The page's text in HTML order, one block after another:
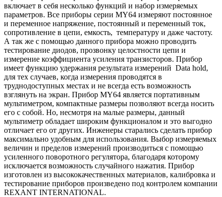
включает в себя несколько функций и набор измеряемых
параметров. Все приборы серии MY64 измеряют постоянное
и переменное напряжение, постоянный и переменный ток,
сопротивление в цепи, емкость, температуру и даже частоту.
А так же с помощью данного прибора можно проводить
тестирование диодов, прозвонку целостности цепи и
измерение коэффициента усиления транзисторов. Прибор
имеет функцию удержания результата измерений Data hold,
для тех случаев, когда измерения проводятся в
труднодоступных местах и не всегда есть возможность
взглянуть на экран. Прибор MY64 является портативным
мультиметром, компактные размеры позволяют всегда носить
его с собой. Но, несмотря на малые размеры, данный
мультиметр обладает широким функционалом и это выгодно
отличает его от других. Инженеры старались сделать прибор
максимально удобным для использования. Выбор измеряемых
величин и пределов измерений производиться с помощью
усиленного поворотного регулятора, благодаря которому
исключается возможность случайного нажатия. Прибор
изготовлен из высококачественных материалов, калибровка и
тестирование приборов произведено под контролем компании
REXANT INTERNATIONAL.